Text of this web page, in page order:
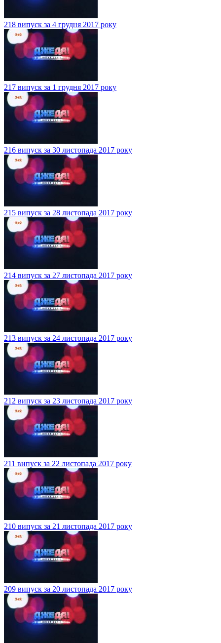
218 випуск за 4 грудня 2017 року
217 випуск за 1 грудня 2017 року
216 випуск за 30 листопада 2017 року
215 випуск за 28 листопада 2017 року
214 випуск за 27 листопада 2017 року
213 випуск за 24 листопада 2017 року
212 випуск за 23 листопада 2017 року
211 випуск за 22 листопада 2017 року
210 випуск за 21 листопада 2017 року
209 випуск за 20 листопада 2017 року